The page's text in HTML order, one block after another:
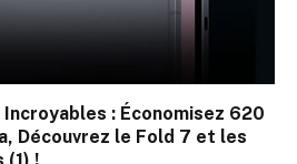
: Économisez 620
Découvrez le Fold 7 et les